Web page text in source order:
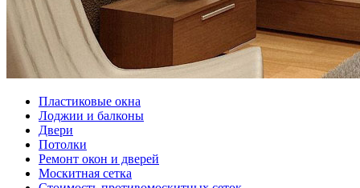
Пластиковые окна
Лоджии и балконы
Двери
Потолки
Ремонт окон и дверей
Москитная сетка